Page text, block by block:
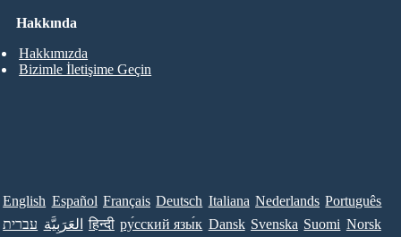
Hakkında
Hakkımızda
Bizimle İletişime Geçin
English Español Français Deutsch Italiana Nederlands Português
עברית العَرَبِيَّة हिन्दी ру́сский язы́к Dansk Svenska Suomi Norsk